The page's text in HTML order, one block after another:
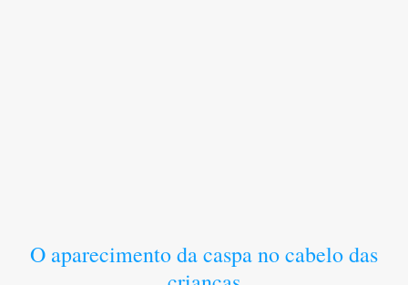
O aparecimento da caspa no cabelo das